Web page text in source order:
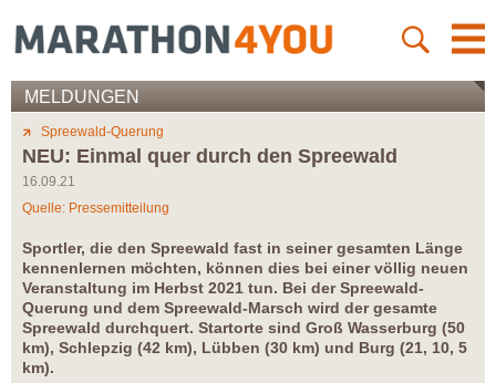
MELDUNGEN
Spreewald-Querung
NEU: Einmal quer durch den Spreewald
16.09.21
Quelle: Pressemitteilung
Sportler, die den Spreewald fast in seiner gesamten Länge
kennenlernen möchten, können dies bei einer völlig neuen
Veranstaltung im Herbst 2021 tun. Bei der Spreewald-
Querung und dem Spreewald-Marsch wird der gesamte
Spreewald durchquert. Startorte sind Groß Wasserburg (50
km), Schlepzig (42 km), Lübben (30 km) und Burg (21, 10, 5
km).